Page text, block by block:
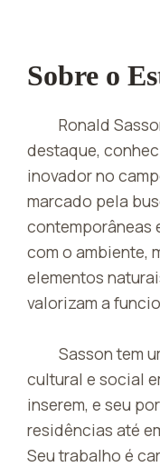
Sobre o
Ronald
destaque,
inovador no
marcado pela
contemporâneas
com o ambiente,
elementos
valorizam a
Sasson tem
cultural e social
inserem, e seu
residências até
Seu trabalho é